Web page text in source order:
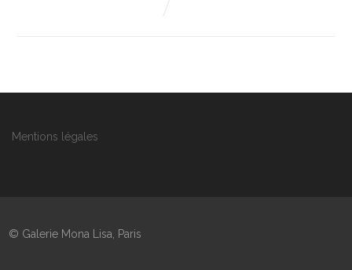
Mentions légales
© Galerie Mona Lisa, Paris